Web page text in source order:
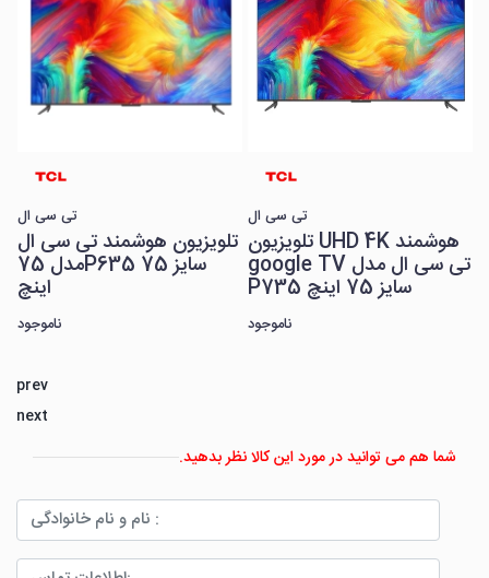
تی‌ سی ال
تلویزیون هوشمند تی سی ال
مدل 75P635 سایز 75
اینچ
ناموجود
تی‌ سی ال
تلویزیون UHD 4K هوشمند
google TV تی سی ال مدل
P735 سایز 75 اینچ
ناموجود
prev
next
شما هم می توانید در مورد این کالا نظر بدهید.